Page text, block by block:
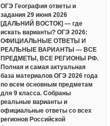
ОГЭ География ответы и
задания 29 июня 2026
[ДАЛЬНИЙ ВОСТОК] — где
искать варианты? ОГЭ 2026:
ОФИЦИАЛЬНЫЕ ОТВЕТЫ И
РЕАЛЬНЫЕ ВАРИАНТЫ — ВСЕ
ПРЕДМЕТЫ, ВСЕ РЕГИОНЫ РФ.
Полная и самая актуальная
база материалов ОГЭ 2026 года
по всем основным предметам
для 9 класса. Собраны
реальные варианты и
официальные ответы со всех
регионов Российской